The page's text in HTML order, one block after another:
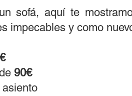
sofá, aquí te
impecables y como
90€